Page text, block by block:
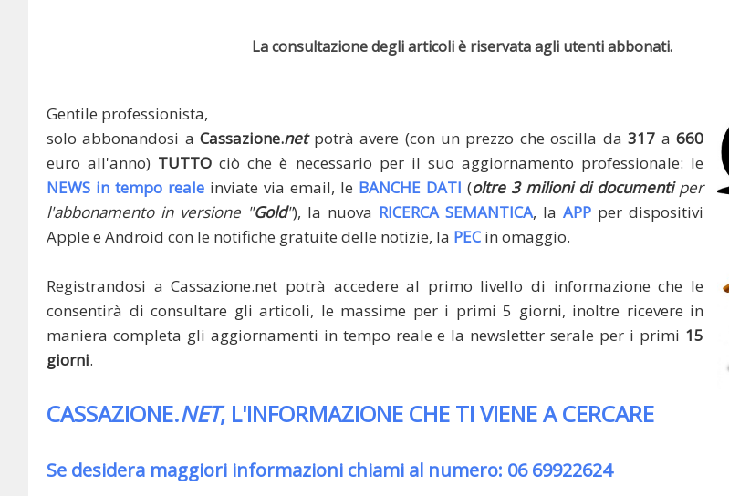
La consultazione degli articoli è riservata agli utenti abbonati.
Gentile professionista,
solo abbonandosi aCassazione.netpotrà avere (con un prezzo che oscilla da317 a660
euro all'anno) TUTTO ciò che è necessario per il suo aggiornamento professionale: le
NEWS in tempo reale inviate via email, le BANCHE DATI (oltre 3 milioni di documentiper
l'abbonamento in versione "Gold"), la nuova RICERCA SEMANTICA, la APP per dispositivi
Apple e Android con le notifiche gratuite delle notizie, la PECin omaggio.
Registrandosi a Cassazione.net potrà accedere al primo livello di informazione che le
consentirà di consultare gli articoli, le massime per i primi 5 giorni, inoltre ricevere in
maniera completa gli aggiornamenti in tempo reale e la newsletter serale per i primi 15
giorni.
CASSAZIONE.NET, L'INFORMAZIONE CHE TI VIENE A CERCARE
Se desidera maggiori informazioni chiami al numero: 06 69922624